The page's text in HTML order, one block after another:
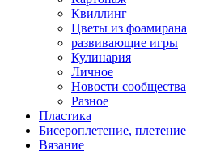
Квиллинг
Цветы из фоамирана
развивающие игры
Кулинария
Личное
Новости сообщества
Разное
Пластика
Бисероплетение, плетение
Вязание